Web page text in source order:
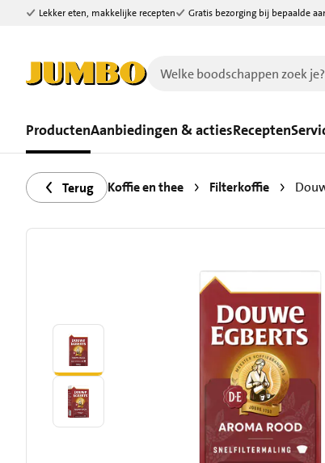
Ga naar zoeken
Ga naar hoofdinhoud
Lekker eten, makkelijke recepten Gratis bezorging bij bepaalde
ProductenAanbiedingen & actiesRecepten
Terug Koffie en thee Filterkoffie